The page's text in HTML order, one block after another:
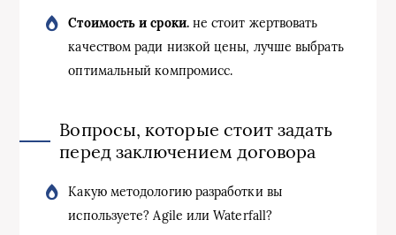
Стоимость и сроки.не стоит жертвовать
качеством ради низкой цены, лучше выбрать
оптимальный компромисс.
Вопросы, которые стоит задать
перед заключением договора
Какую методологию разработки вы
используете? Agile или Waterfall?